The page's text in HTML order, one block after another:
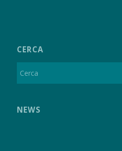
CERCA
NEWS